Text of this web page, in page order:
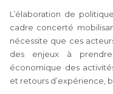
L’élaboration de
cadre concerté
nécessite que ces
des enjeux à
économique des
et retours d’expérience,